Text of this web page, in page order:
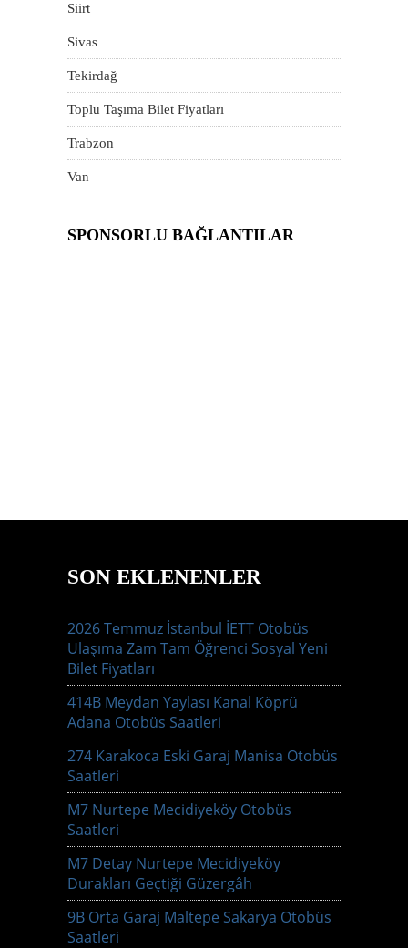
Siirt
Sivas
Tekirdağ
Toplu Taşıma Bilet Fiyatları
Trabzon
Van
SPONSORLU BAĞLANTILAR
SON EKLENENLER
2026 Temmuz İstanbul İETT Otobüs
Ulaşıma Zam Tam Öğrenci Sosyal Yeni
Bilet Fiyatları
414B Meydan Yaylası Kanal Köprü
Adana Otobüs Saatleri
274 Karakoca Eski Garaj Manisa Otobüs
Saatleri
M7 Nurtepe Mecidiyeköy Otobüs
Saatleri
M7 Detay Nurtepe Mecidiyeköy
Durakları Geçtiği Güzergâh
9B Orta Garaj Maltepe Sakarya Otobüs
Saatleri